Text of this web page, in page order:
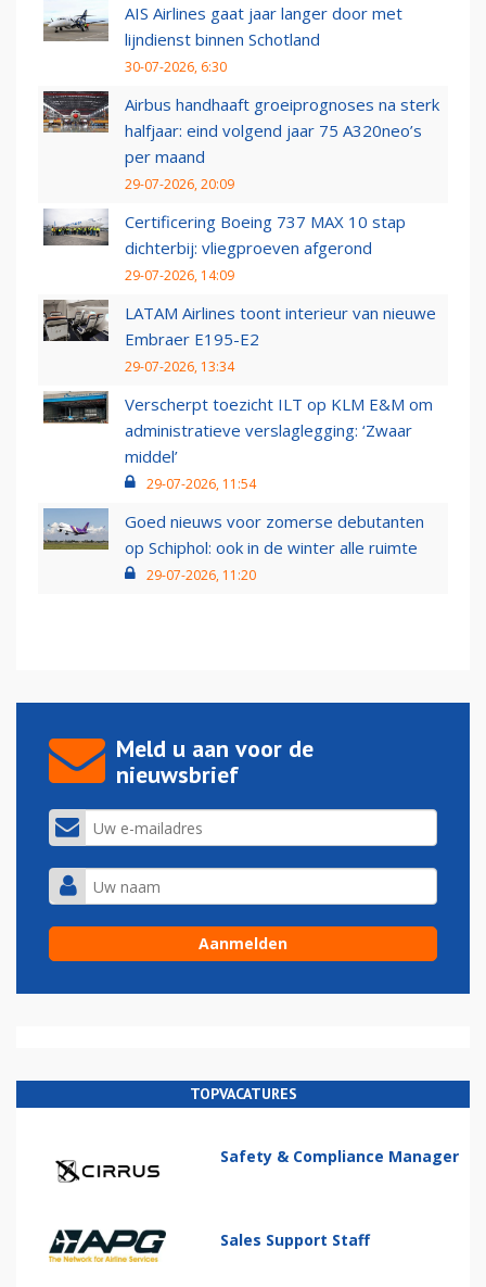
AIS Airlines gaat jaar langer door met
lijndienst binnen Schotland
30-07-2026, 6:30
Airbus handhaaft groeiprognoses na sterk
halfjaar: eind volgend jaar 75 A320neo’s
per maand
29-07-2026, 20:09
Certificering Boeing 737 MAX 10 stap
dichterbij: vliegproeven afgerond
29-07-2026, 14:09
LATAM Airlines toont interieur van nieuwe
Embraer E195-E2
29-07-2026, 13:34
Verscherpt toezicht ILT op KLM E&M om
administratieve verslaglegging: ‘Zwaar
middel’
29-07-2026, 11:54
Goed nieuws voor zomerse debutanten
op Schiphol: ook in de winter alle ruimte
29-07-2026, 11:20
Meld u aan voor de
nieuwsbrief
TOPVACATURES
Safety & Compliance Manager
Sales Support Staff